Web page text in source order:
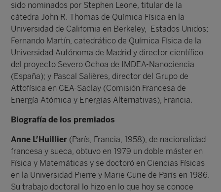
sido nominados por Stephen Leone, titular de la
cátedra John R. Thomas de Química Física en la
Universidad de California en Berkeley, Estados Unidos;
Fernando Martín, catedrático de Química Física de la
Universidad Autónoma de Madrid y director científico
del proyecto Severo Ochoa de IMDEA-Nanociencia
(España); y Pascal Salières, director del Grupo de
Attofísica en CEA-Saclay (Comisión Francesa de
Energía Atómica y Energías Alternativas), Francia.
Biografía de los premiados
Anne L’Huillier (París, Francia, 1958), de nacionalidad
francesa y sueca, obtuvo en 1979 un doble máster en
Física y Matemáticas y se doctoró en Ciencias Físicas
en la Universidad Pierre y Marie Curie de París en 1986.
Su trabajo doctoral lo hizo en lo que hoy se conoce